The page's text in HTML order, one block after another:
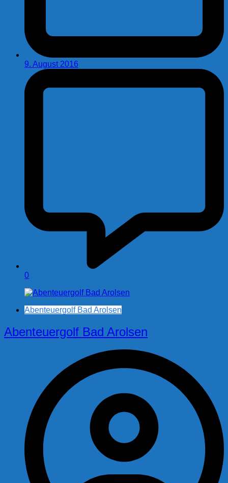
9. August 2016
0
Abenteuergolf Bad Arolsen
Abenteuergolf Bad Arolsen